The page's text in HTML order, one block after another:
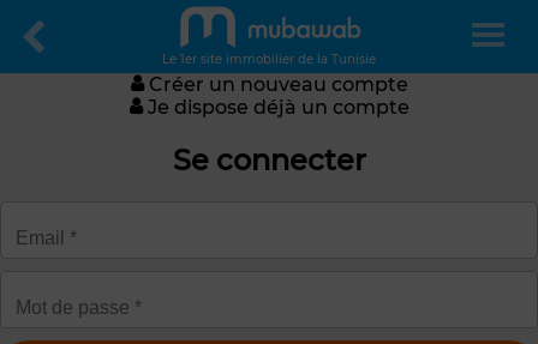
Le 1er site immobilier de la Tunisie
Créer un nouveau compte
Je dispose déjà un compte
Se connecter